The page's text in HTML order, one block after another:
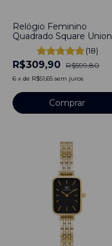
Relógio Feminino
Quadrado Square Union
Gold Full Black Aço
Inoxidável banhado a
titânio
(18)
R$309,90 R$599,80
6 x de R$51,65 sem juros
Comprar